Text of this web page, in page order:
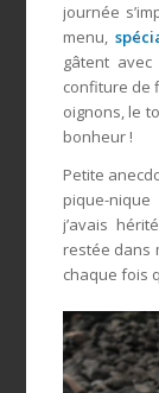
journée
menu,
gâtent
confiture de
oignons, le
bonheur !
Petite
pique-
j’avais
restée dans
chaque fois